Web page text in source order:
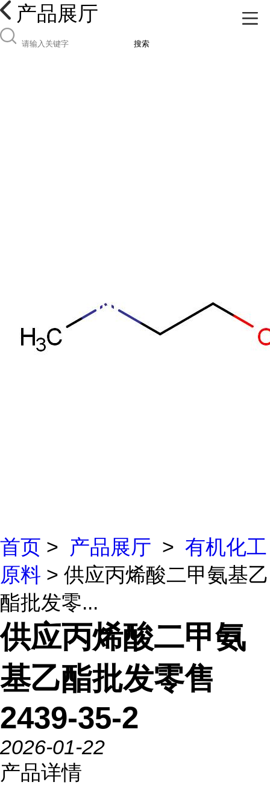
产品展厅
搜索
首页 > 产品展厅 > 有机化工
原料 > 供应丙烯酸二甲氨基乙
酯批发零...
供应丙烯酸二甲氨
基乙酯批发零售
2439-35-2
2026-01-22
产品详情